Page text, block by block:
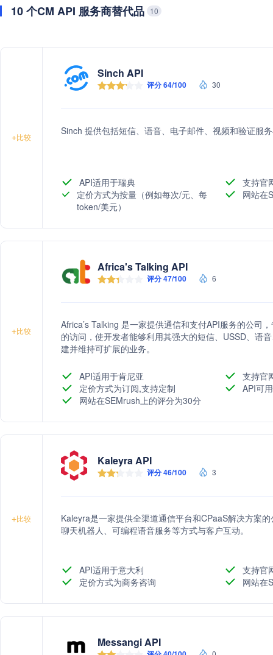
10 个CM API 服务商替代品 10
+比较
Sinch API
评分 64/100 30
Sinch 提供包括短信、语音、电子邮件、视频和验证服
API适用于瑞典
支持官
定价方式为按量（例如每次/元、每
token/美元）
网站在
+比较
Africa's Talking API
评分 47/100 6
Africa’s Talking 是一家提供通信和支付API服务的公司
的访问，使开发者能够利用其强大的短信、USSD、语
建并维持可扩展的业务。
API适用于肯尼亚
支持官
定价方式为订阅,支持定制
API可
网站在SEMrush上的评分为30分
+比较
Kaleyra API
评分 46/100 3
Kaleyra是一家提供全渠道通信平台和CPaaS解决方案
聊天机器人、可编程语音服务等方式与客户互动。
API适用于意大利
支持官
定价方式为商务咨询
网站在
Messangi API